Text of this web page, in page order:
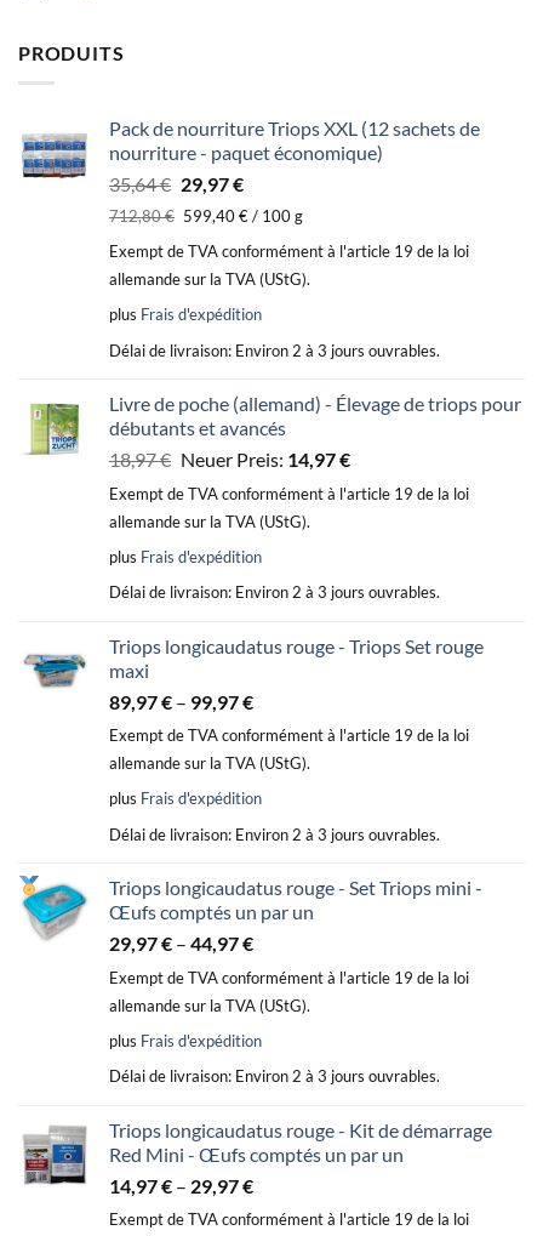
PRODUITS
Pack de nourriture Triops XXL (12 sachets de
nourriture - paquet économique)
35,64€ Le
prix
était :
35,64 €.
29,97€Le
prix
est :
29,97 €.
712,80€ 599,40€/ 100g
Exempt de TVA conformément à l'article 19 de la loi
allemande sur la TVA (UStG).
plus Frais d'expédition
Délai de livraison: Environ 2 à 3 jours ouvrables.
Livre de poche (allemand) - Élevage de triops pour
débutants et avancés
18,97€ Le
prix
était :
18,97 €.
Neuer Preis: 14,97€Le
prix
Exempt de TVA conformément à l'article 19 de la loi
allemande sur la TVA (UStG).
plus Frais d'expédition
Délai de livraison: Environ 2 à 3 jours ouvrables.
Triops longicaudatus rouge - Triops Set rouge
maxi
89,97€ – 99,97€
Exempt de TVA conformément à l'article 19 de la loi
allemande sur la TVA (UStG).
plus Frais d'expédition
Délai de livraison: Environ 2 à 3 jours ouvrables.
Triops longicaudatus rouge - Set Triops mini -
Œufs comptés un par un
29,97€ – 44,97€
Exempt de TVA conformément à l'article 19 de la loi
allemande sur la TVA (UStG).
plus Frais d'expédition
Délai de livraison: Environ 2 à 3 jours ouvrables.
Triops longicaudatus rouge - Kit de démarrage
Red Mini - Œufs comptés un par un
14,97€ – 29,97€
Exempt de TVA conformément à l'article 19 de la loi